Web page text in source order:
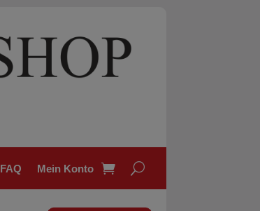
FAQ Mein Konto